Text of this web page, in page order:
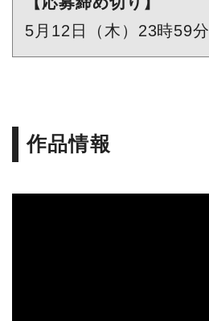
5月12日（木）23時59分
作品情報